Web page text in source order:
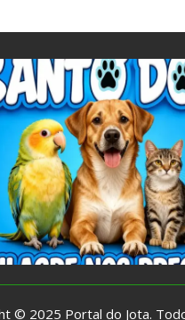
© 2025 Portal do Jota.